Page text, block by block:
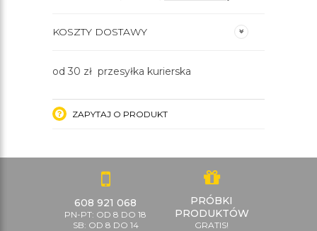
KOSZTY DOSTAWY
od 30 zł przesyłka kurierska
ZAPYTAJ O PRODUKT
608 921 068
PN-PT: OD 8 DO 18
SB: OD 8 DO 14
PRÓBKI
PRODUKTÓW
GRATIS!